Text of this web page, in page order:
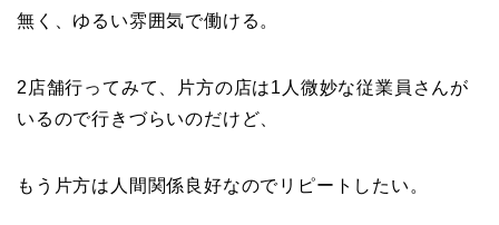
無く、ゆるい雰囲気で働ける。
2店舗行ってみて、片方の店は1人微妙な従業員さんが
いるので行きづらいのだけど、
もう片方は人間関係良好なのでリピートしたい。